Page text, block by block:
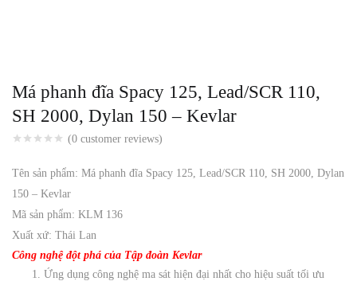
Má phanh đĩa Spacy 125, Lead/SCR 110,
SH 2000, Dylan 150 – Kevlar
(0 customer reviews)
Tên sản phẩm: Má phanh đĩa Spacy 125, Lead/SCR 110, SH 2000, Dylan
150 – Kevlar
Mã sản phẩm: KLM 136
Xuất xứ: Thái Lan
Công nghệ đột phá của Tập đoàn Kevlar
Ứng dụng công nghệ ma sát hiện đại nhất cho hiệu suất tối ưu